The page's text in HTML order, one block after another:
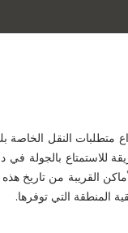
النقل الخاصة بك
للاستمتاع بالجولة
القريبة من تاريخ
المنطقة التي توفرها.